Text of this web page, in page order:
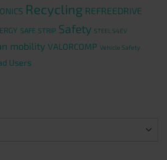
Recycling REFREEDRIVE
SAFE STRIP Safety STEEL S4EV
mobility VALORCOMP Vehicle Safety
Users